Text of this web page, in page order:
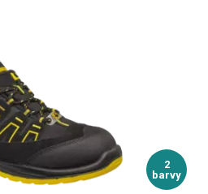
2
barvy